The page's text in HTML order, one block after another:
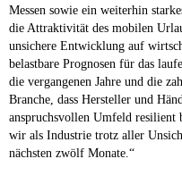
Messen sowie ein weiterhin
die Attraktivität des mobilen
unsichere Entwicklung auf
belastbare Prognosen für das
die vergangenen Jahre und die
Branche, dass Hersteller und
anspruchsvollen Umfeld resilient
wir als Industrie trotz aller
nächsten zwölf Monate.“